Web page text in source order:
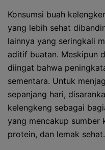
Konsumsi buah
yang lebih sehat
lainnya yang seringkali
aditif buatan. Meskipun
diingat bahwa
sementara. Untuk
sepanjang hari,
kelengkeng sebagai
yang mencakup sumber
protein, dan lemak sehat.